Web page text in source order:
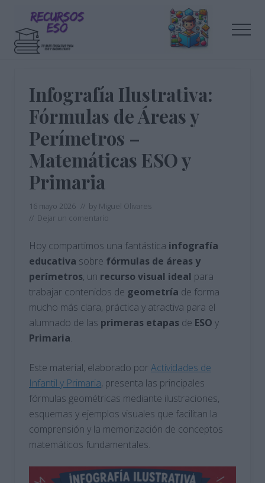
contenido
principal
barra
educación
Infografía Ilustrativa:
Fórmulas de Áreas y
Perímetros –
Matemáticas ESO y
Primaria
16 mayo 2026 // by Miguel Olivares
// Dejar un comentario
Hoy compartimos una fantástica infografía
educativa sobre fórmulas de áreas y
perímetros, un recurso visual ideal para
trabajar contenidos de geometría de forma
mucho más clara, práctica y atractiva para el
alumnado de las primeras etapas de ESO y
Primaria.
Este material, elaborado porActividades de
Infantil y Primaria, presenta las principales
fórmulas geométricas mediante ilustraciones,
esquemas y ejemplos visuales que facilitan la
comprensión y la memorización de conceptos
matemáticos fundamentales.